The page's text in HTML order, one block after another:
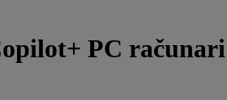
PC